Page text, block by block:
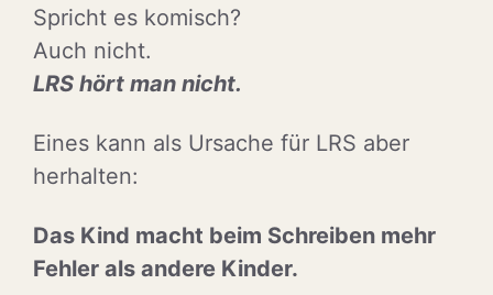
Spricht es komisch?
Auch nicht.
LRS hört man nicht.
Eines kann als Ursache für LRS aber
herhalten:
Das Kind macht beim Schreiben mehr
Fehler als andere Kinder.